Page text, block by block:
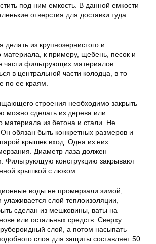
под ним емкость. В данной емкости
отверстия для доставки туда
делать из крупнозернистого и
материала, к примеру, щебень, песок и
части фильтрующих материалов
в центральной части колодца, в то
по ее краям.
строения необходимо закрыть
можно сделать из дерева или
материала из бетона и стали. Не
обязан быть конкретных размеров и
крышек вход. Одна из них
Диаметр лаза должен
Фильтрующую конструкцию закрывают
крышкой с люком.
воды не промерзали зимой,
слой теплоизоляции,
сделан из мешковины, ваты на
или остальных средств. Сверху
слой, а потом насыпать
слоя для защиты составляет 50